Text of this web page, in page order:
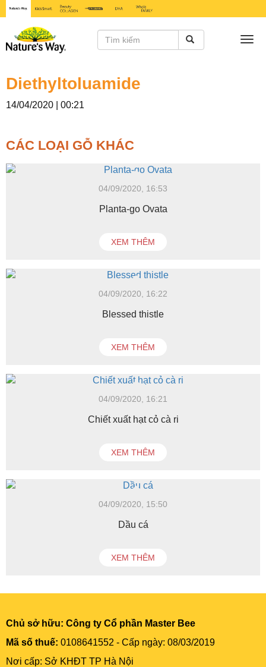
Diethyltoluamide
14/04/2020 | 00:21
CÁC LOẠI GỖ KHÁC
04/09/2020, 16:53
Planta-go Ovata
XEM THÊM
04/09/2020, 16:22
Blessed thistle
XEM THÊM
04/09/2020, 16:21
Chiết xuất hạt cỏ cà ri
XEM THÊM
04/09/2020, 15:50
Dầu cá
XEM THÊM
Chủ sở hữu: Công ty Cổ phần Master Bee
Mã số thuế: 0108641552 - Cấp ngày: 08/03/2019
Nơi cấp: Sở KHĐT TP Hà Nội